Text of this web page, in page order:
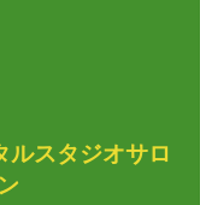
ルスタジオサロ
ン